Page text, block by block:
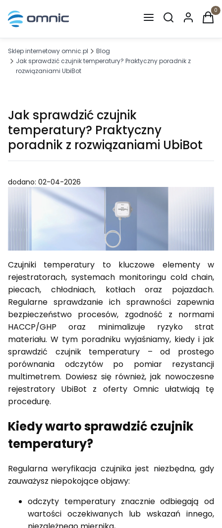
Otwórz
Sklep internetowy omnic.pl
Blog
Jak sprawdzić czujnik temperatury? Praktyczny poradnik z
rozwiązaniami UbiBot
Jak sprawdzić czujnik
temperatury? Praktyczny
poradnik z rozwiązaniami UbiBot
dodano: 02-04-2026
Czujniki temperatury to kluczowe elementy w
rejestratorach, systemach monitoringu cold chain,
piecach, chłodniach, kotłach oraz pojazdach.
Regularne sprawdzanie ich sprawności zapewnia
bezpieczeństwo procesów, zgodność z normami
HACCP/GHP oraz minimalizuje ryzyko strat
materiału. W tym poradniku wyjaśniamy, kiedy i jak
sprawdzić czujnik temperatury – od prostego
porównania odczytów po pomiar rezystancji
multimetrem. Dowiesz się również, jak nowoczesne
rejestratory UbiBot z oferty Omnic ułatwiają tę
procedurę.
Kiedy warto sprawdzić czujnik
temperatury?
Regularna weryfikacja czujnika jest niezbędna, gdy
zauważysz niepokojące objawy:
odczyty temperatury znacznie odbiegają od
wartości oczekiwanych lub wskazań innego,